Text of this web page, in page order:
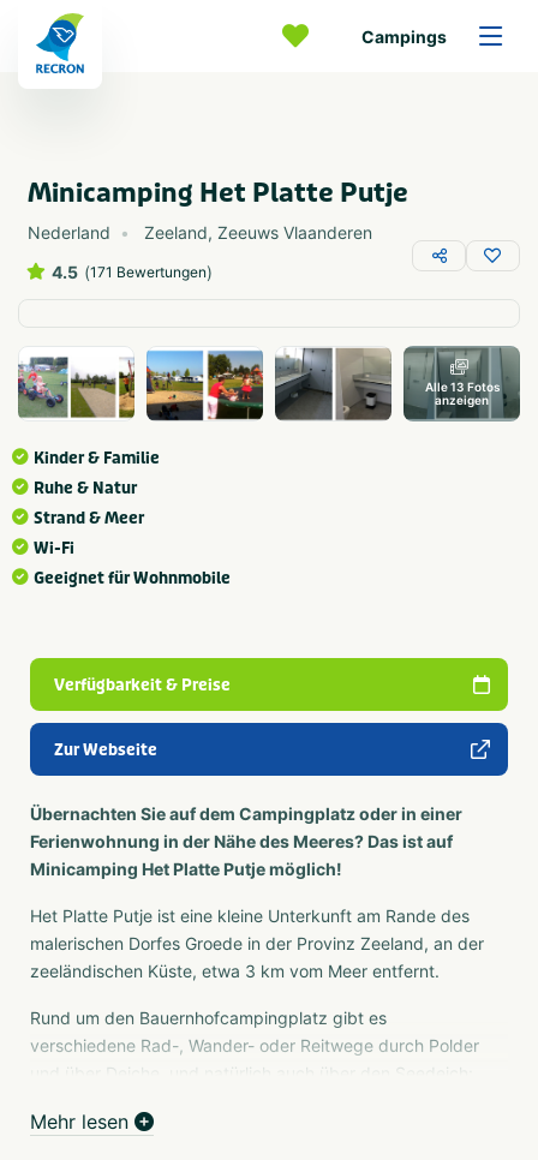
Campings
Minicamping Het Platte Putje
Nederland Zeeland, Zeeuws Vlaanderen
4.5 (171 Bewertungen)
Alle 13 Fotos
anzeigen
Kinder & Familie
Ruhe & Natur
Strand & Meer
Wi-Fi
Geeignet für Wohnmobile
Verfügbarkeit & Preise
Zur Webseite
Übernachten Sie auf dem Campingplatz oder in einer
Ferienwohnung in der Nähe des Meeres? Das ist auf
Minicamping Het Platte Putje möglich!
Het Platte Putje ist eine kleine Unterkunft am Rande des
malerischen Dorfes Groede in der Provinz Zeeland, an der
zeeländischen Küste, etwa 3 km vom Meer entfernt.
Rund um den Bauernhofcampingplatz gibt es
verschiedene Rad-, Wander- oder Reitwege durch Polder
und über Deiche, und natürlich auch über den Seedeich:
Felder und das Meer in vollen Zügen genießen.
Mehr lesen